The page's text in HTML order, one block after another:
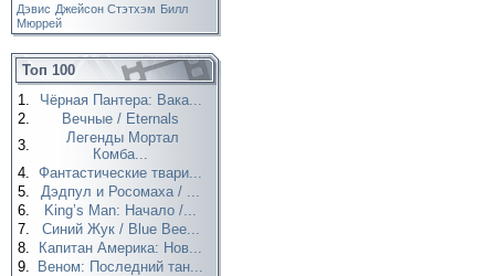
Дэвис Джейсон Стэтхэм Билл
Мюррей
Топ 100
1.
Чёрная Пантера: Вака...
2.
Вечные / Eternals
3.
Легенды Мортал
Комба...
4. Фантастические твари...
5.
Дэдпул и Росомаха / ...
6.
King’s Man: Начало /...
7.
Синий Жук / Blue Bee...
8.
Капитан Америка: Нов...
9.
Веном: Последний тан...